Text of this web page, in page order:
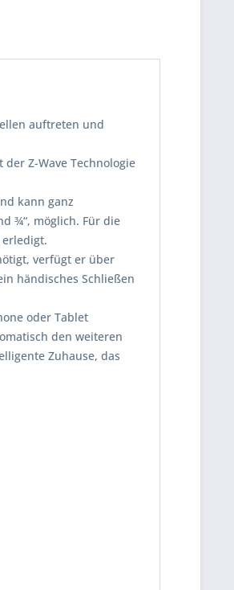
auftreten und
Z-Wave Technologie
kann ganz
¾“, möglich. Für die
verfügt er über
händisches Schließen
oder Tablet
den weiteren
Zuhause, das